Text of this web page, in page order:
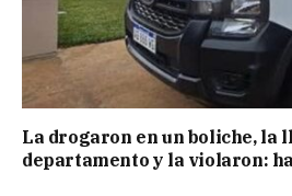
La drogaron en un boliche, la
departamento y la violaron: